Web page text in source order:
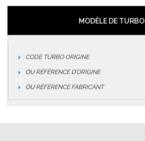
MODÈLE DE TURBO
CODE TURBO ORIGINE
OURÉFÉRENCE D’ORIGINE
OURÉFÉRENCE FABRICANT